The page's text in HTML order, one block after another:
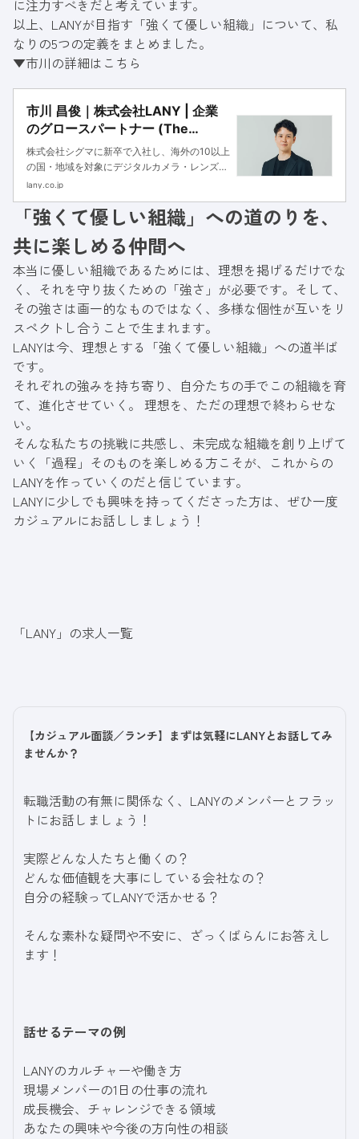
に注力すべきだと考えています。
以上、LANYが目指す「強くて優しい組織」について、私
なりの5つの定義をまとめました。
▼市川の詳細はこちら
市川 昌俊｜株式会社LANY | 企業
のグロースパートナー (The
Growth Partner)
株式会社シグマに新卒で入社し、海外の10以上
の国・地域を対象にデジタルカメラ・レンズの
マーケティング業務を担当。その後、株式会社
成長に向けた事業基盤の強化を担い、中長期戦
略の策定から組織運営、業務執行体制の構築ま
でを統括。
lany.co.jp
「強くて優しい組織」への道のりを、
共に楽しめる仲間へ
本当に優しい組織であるためには、理想を掲げるだけでな
く、それを守り抜くための「強さ」が必要です。そして、
その強さは画一的なものではなく、多様な個性が互いをリ
スペクトし合うことで生まれます。
LANYは今、理想とする「強くて優しい組織」への道半ば
です。
それぞれの強みを持ち寄り、自分たちの手でこの組織を育
て、進化させていく。 理想を、ただの理想で終わらせな
い。
そんな私たちの挑戦に共感し、未完成な組織を創り上げて
いく「過程」そのものを楽しめる方こそが、これからの
LANYを作っていくのだと信じています。
LANYに少しでも興味を持ってくださった方は、ぜひ一度
カジュアルにお話ししましょう！
「LANY」の求人一覧
【カジュアル面談／ランチ】まずは気軽にLANYとお話してみ
ませんか？
転職活動の有無に関係なく、LANYのメンバーとフラッ
トにお話しましょう！
実際どんな人たちと働くの？
どんな価値観を大事にしている会社なの？
自分の経験ってLANYで活かせる？
そんな素朴な疑問や不安に、ざっくばらんにお答えし
ます！
話せるテーマの例
LANYのカルチャーや働き方
現場メンバーの1日の仕事の流れ
成長機会、チャレンジできる領域
あなたの興味や今後の方向性の相談